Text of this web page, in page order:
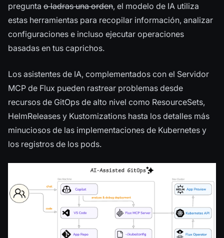
pregunta o ladras una orden, el modelo de IA utiliza
estas herramientas para recopilar información, analizar
configuraciones e incluso ejecutar operaciones
basadas en tus caprichos.
Los asistentes de IA, complementados con el Servidor
MCP de Flux pueden rastrear problemas desde
recursos de GitOps de alto nivel como ResourceSets,
HelmReleases y Kustomizations hasta los detalles más
minuciosos de las implementaciones de Kubernetes y
los registros de los pods.